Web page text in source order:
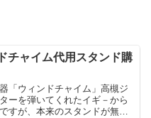
チャイム代用スタンド購
「ウィンドチャイム」高槻ジ
ーを弾いてくれたイギ－から
すが、本来のスタンドが無く